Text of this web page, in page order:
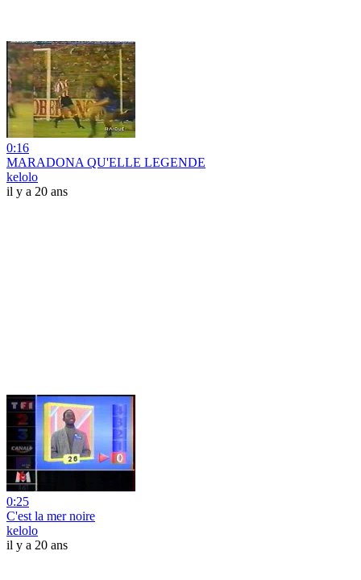
0:16
MARADONA QU'ELLE LEGENDE
kelolo
il y a 20 ans
0:25
C'est la mer noire
kelolo
il y a 20 ans